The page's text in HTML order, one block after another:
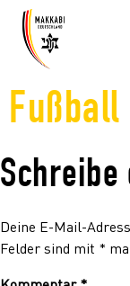
Schreibe
Deine E-Mail-
Felder sind mit *